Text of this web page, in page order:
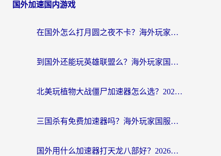
国外加速国内游戏
在国外怎么打月圆之夜不卡？海外玩家国服游戏加速终极指南（附巴西英国游戏适配方案）
到国外还能玩英雄联盟么？海外玩家国服游戏畅玩终极指南
北美玩植物大战僵尸加速器怎么选？2026海外党必看的国服游戏加速指南
三国杀有免费加速器吗？海外玩家国服畅玩终极指南（附泰国南非专属解决方案）
国外用什么加速器打天龙八部好？2026海外玩家国服游戏加速全攻略